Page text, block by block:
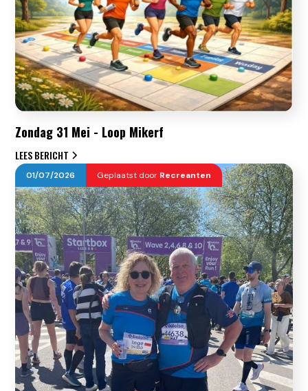
Zondag 31 Mei - Loop Mikerf
LEES BERICHT
01/07/2026 Geplaatst door Recreanten